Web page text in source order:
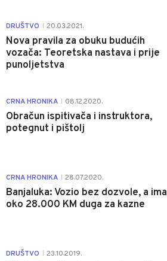
DRUŠTVO 20.03.2021.
Nova pravila za obuku budućih
vozača: Teoretska nastava i prije
punoljetstva
CRNA HRONIKA 08.12.2020.
Obračun ispitivača i instruktora,
potegnut i pištolj
CRNA HRONIKA 28.07.2020.
Banjaluka: Vozio bez dozvole, a ima
oko 28.000 KM duga za kazne
DRUŠTVO 23.10.2019.